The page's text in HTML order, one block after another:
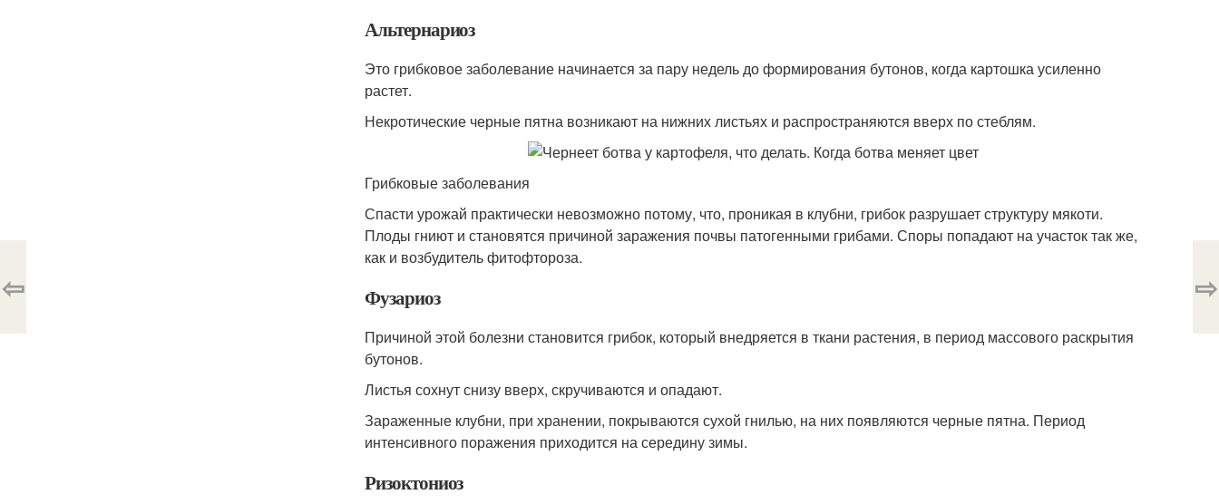
Альтернариоз
Это грибковое заболевание начинается за пару недель до формирования бутонов, когда картошка усиленно
растет.
Некротические черные пятна возникают на нижних листьях и распространяются вверх по стеблям.
Грибковые заболевания
Спасти урожай практически невозможно потому, что, проникая в клубни, грибок разрушает структуру мякоти.
Плоды гниют и становятся причиной заражения почвы патогенными грибами. Споры попадают на участок так же,
как и возбудитель фитофтороза.
Фузариоз
Причиной этой болезни становится грибок, который внедряется в ткани растения, в период массового раскрытия
бутонов.
Листья сохнут снизу вверх, скручиваются и опадают.
Зараженные клубни, при хранении, покрываются сухой гнилью, на них появляются черные пятна. Период
интенсивного поражения приходится на середину зимы.
Ризоктониоз
⇦ ⇨